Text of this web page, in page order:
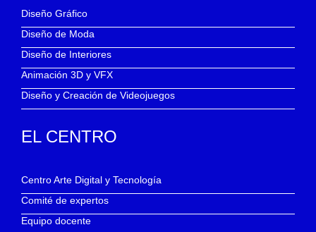
Diseño Gráfico
Diseño de Moda
Diseño de Interiores
Animación 3D y VFX
Diseño y Creación de Videojuegos
EL CENTRO
Centro Arte Digital y Tecnología
Comité de expertos
Equipo docente